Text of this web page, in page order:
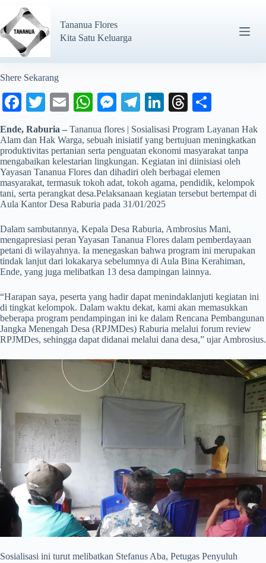
Tananua Flores
Kita Satu Keluarga
Shere Sekarang
Fa
ce
bo
ok
T
wi
tte
r
E
m
ail
W
ha
ts
A
pp
M
es
se
ng
er
Te
le
gr
a
m
Li
nk
ed
In
T
ea
ds
re
Ende, Raburia – Tananua flores | Sosialisasi Program Layanan Hak
Alam dan Hak Warga, sebuah inisiatif yang bertujuan meningkatkan
produktivitas pertanian serta penguatan ekonomi masyarakat tanpa
mengabaikan kelestarian lingkungan. Kegiatan ini diinisiasi oleh
Yayasan Tananua Flores dan dihadiri oleh berbagai elemen
masyarakat, termasuk tokoh adat, tokoh agama, pendidik, kelompok
tani, serta perangkat desa.Pelaksanaan kegiatan tersebut bertempat di
Aula Kantor Desa Raburia pada 31/01/2025
Dalam sambutannya, Kepala Desa Raburia, Ambrosius Mani,
mengapresiasi peran Yayasan Tananua Flores dalam pemberdayaan
petani di wilayahnya. Ia menegaskan bahwa program ini merupakan
tindak lanjut dari lokakarya sebelumnya di Aula Bina Kerahiman,
Ende, yang juga melibatkan 13 desa dampingan lainnya.
“Harapan saya, peserta yang hadir dapat menindaklanjuti kegiatan ini
di tingkat kelompok. Dalam waktu dekat, kami akan memasukkan
beberapa program pendampingan ini ke dalam Rencana Pembangunan
Jangka Menengah Desa (RPJMDes) Raburia melalui forum review
RPJMDes, sehingga dapat didanai melalui dana desa,” ujar Ambrosius.
Sosialisasi ini turut melibatkan Stefanus Aba, Petugas Penyuluh